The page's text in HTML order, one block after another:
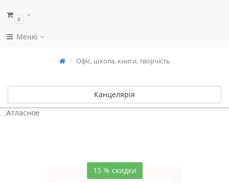
0
Меню
Офіс, школа, книги, творчість
Канцелярія
15 % скидки